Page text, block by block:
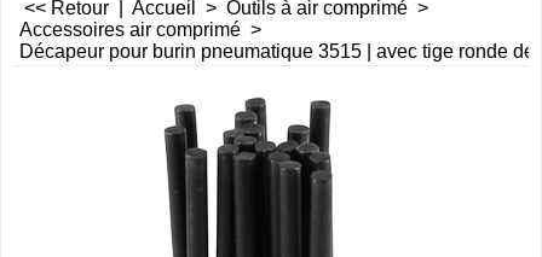
<< Retour Accueil > Outils à air comprimé >
Accessoires air comprimé >
Décapeur pour burin pneumatique 3515 | avec tige ronde de